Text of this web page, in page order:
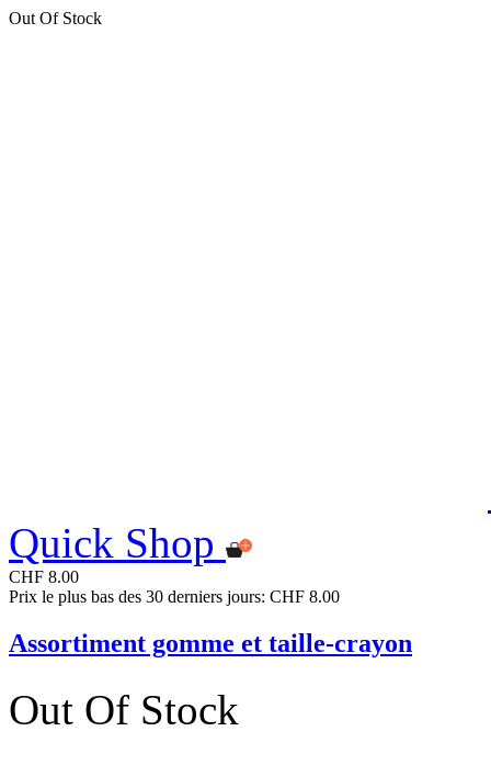
Out Of Stock
Quick Shop
CHF 8.00
Prix le plus bas des 30 derniers jours: CHF 8.00
Assortiment gomme et taille-crayon
Out Of Stock